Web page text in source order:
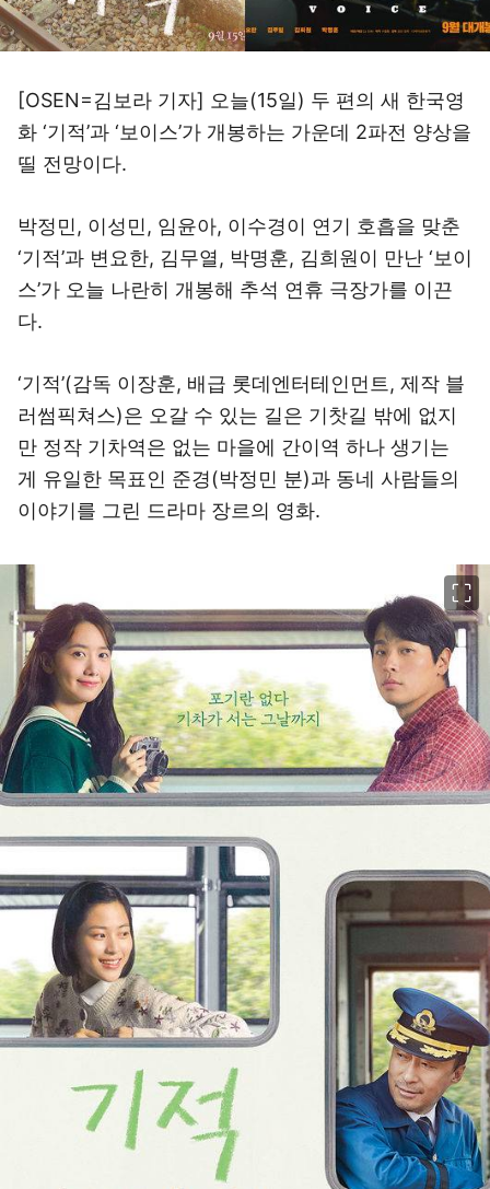
[OSEN=김보라 기자] 오늘(15일) 두 편의 새 한국영
화 ‘기적’과 ‘보이스’가 개봉하는 가운데 2파전 양상을
띨 전망이다.
박정민, 이성민, 임윤아, 이수경이 연기 호흡을 맞춘
‘기적’과 변요한, 김무열, 박명훈, 김희원이 만난 ‘보이
스’가 오늘 나란히 개봉해 추석 연휴 극장가를 이끈
다.
‘기적’(감독 이장훈, 배급 롯데엔터테인먼트, 제작 블
러썸픽쳐스)은 오갈 수 있는 길은 기찻길 밖에 없지
만 정작 기차역은 없는 마을에 간이역 하나 생기는
게 유일한 목표인 준경(박정민 분)과 동네 사람들의
이야기를 그린 드라마 장르의 영화.